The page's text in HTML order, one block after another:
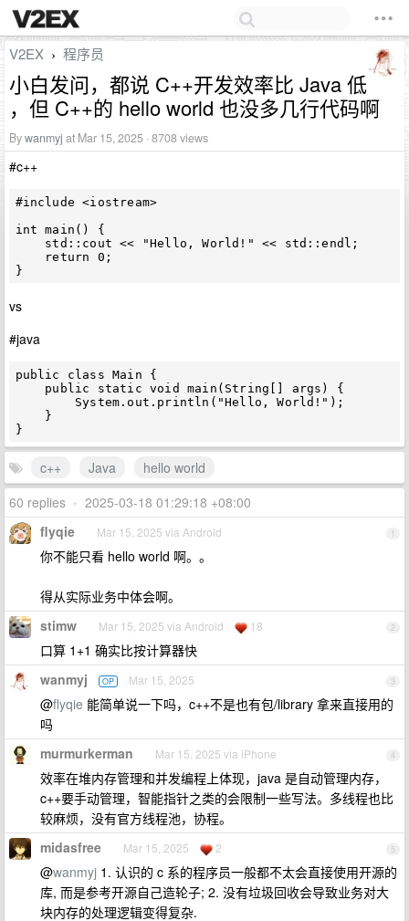
V2EX › 程序员
小白发问，都说 C++开发效率比 Java 低
，但 C++的 hello world 也没多几行代码啊
Bywanmyj at Mar 15, 2025 · 8708 views
#c++
#include <iostream>
int main() {
vs
#java
public class Main {
c++ Java
hello world
60 replies • 2025-03-18 01:29:18 +08:00
1
flyqie Mar 15, 2025 via Android
你不能只看 hello world 啊。。
得从实际业务中体会啊。
2
stimw Mar 15, 2025 via Android 18
口算 1+1 确实比按计算器快
3
wanmyj OP Mar 15, 2025
@flyqie 能简单说一下吗，c++不是也有包/library 拿来直接用的
吗
4
murmurkerman Mar 15, 2025 via iPhone
效率在堆内存管理和并发编程上体现，java 是自动管理内存，
c++要手动管理，智能指针之类的会限制一些写法。多线程也比
较麻烦，没有官方线程池，协程。
5
midasfree Mar 15, 2025 2
@wanmyj 1. 认识的 c 系的程序员一般都不太会直接使用开源的
库, 而是参考开源自己造轮子; 2. 没有垃圾回收会导致业务对大
块内存的处理逻辑变得复杂.